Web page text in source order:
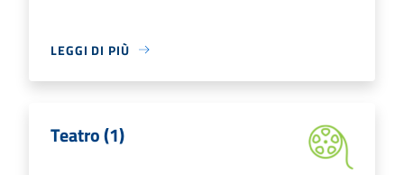
LEGGI DI PIÙ
Teatro (1)